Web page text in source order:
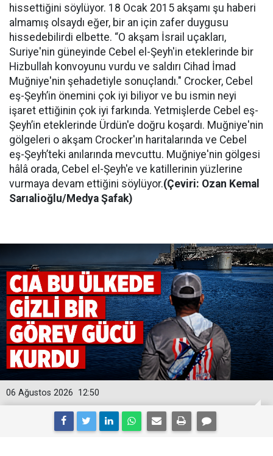
hissettiğini söylüyor. 18 Ocak 2015 akşamı şu haberi
almamış olsaydı eğer, bir an için zafer duygusu
hissedebilirdi elbette. “O akşam İsrail uçakları,
Suriye'nin güneyinde Cebel el-Şeyh'in eteklerinde bir
Hizbullah konvoyunu vurdu ve saldırı Cihad İmad
Muğniye'nin şehadetiyle sonuçlandı." Crocker, Cebel
eş-Şeyh’in önemini çok iyi biliyor ve bu ismin neyi
işaret ettiğinin çok iyi farkında. Yetmişlerde Cebel eş-
Şeyh’in eteklerinde Ürdün'e doğru koşardı. Muğniye'nin
gölgeleri o akşam Crocker'ın haritalarında ve Cebel
eş-Şeyh’teki anılarında mevcuttu. Muğniye'nin gölgesi
hâlâ orada, Cebel el-Şeyh'e ve katillerinin yüzlerine
vurmaya devam ettiğini söylüyor.(Çeviri: Ozan Kemal
Sarıalioğlu/Medya Şafak)
12:50
06 Ağustos 2026